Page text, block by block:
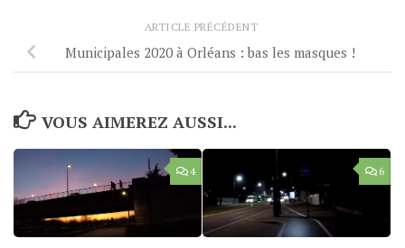
ARTICLE PRÉCÉDENT
Municipales 2020 à Orléans : bas les masques !
VOUS AIMEREZ AUSSI...
4 6